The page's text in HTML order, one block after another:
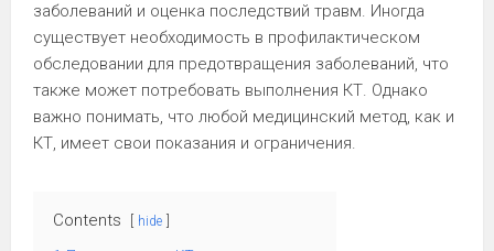
заболеваний и оценка последствий травм. Иногда
существует необходимость в профилактическом
обследовании для предотвращения заболеваний, что
также может потребовать выполнения КТ. Однако
важно понимать, что любой медицинский метод, как и
КТ, имеет свои показания и ограничения.
Contents hide